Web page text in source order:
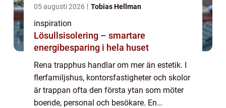
05 augusti 2026 Tobias Hellman
inspiration
Lösullsisolering – smartare
energibesparing i hela huset
Rena trapphus handlar om mer än estetik. I
flerfamiljshus, kontorsfastigheter och skolor
är trappan ofta den första ytan som möter
boende, personal och besökare. En